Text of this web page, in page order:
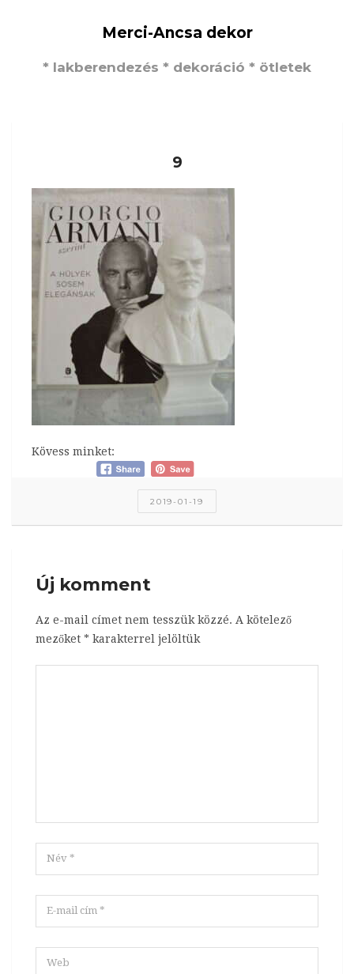
Merci-Ancsa dekor
* lakberendezés * dekoráció * ötletek
9
Kövess minket:
2019-01-19
Új komment
Az e-mail címet nem tesszük közzé. A kötelező
mezőket * karakterrel jelöltük